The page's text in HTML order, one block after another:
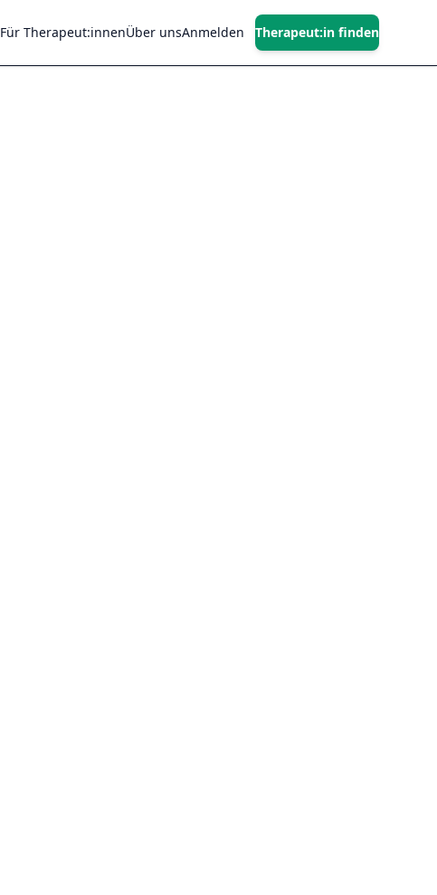
Für Therapeut:innenÜber unsAnmelden Therapeut:in finden